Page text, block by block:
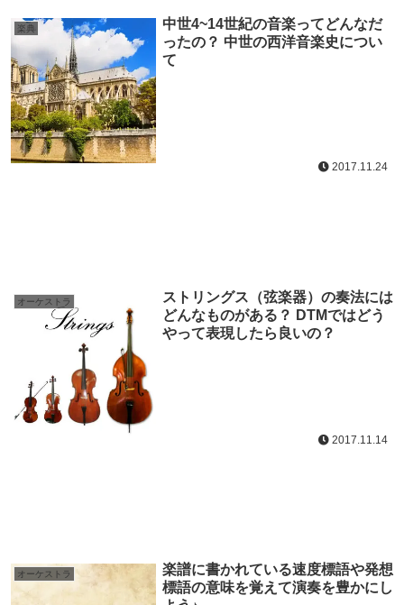
楽典
中世4~14世紀の音楽ってどんなだ
ったの？ 中世の西洋音楽史につい
て
2017.11.24
オーケストラ
ストリングス（弦楽器）の奏法には
どんなものがある？ DTMではどう
やって表現したら良いの？
2017.11.14
オーケストラ
楽譜に書かれている速度標語や発想
標語の意味を覚えて演奏を豊かにし